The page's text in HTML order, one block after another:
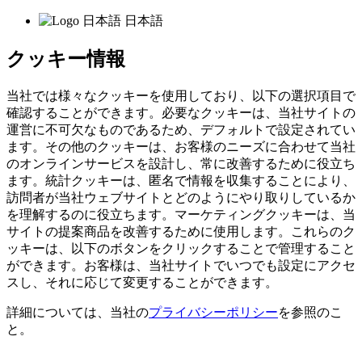
日本語
クッキー情報
当社では様々なクッキーを使用しており、以下の選択項目で
確認することができます。必要なクッキーは、当社サイトの
運営に不可欠なものであるため、デフォルトで設定されてい
ます。その他のクッキーは、お客様のニーズに合わせて当社
のオンラインサービスを設計し、常に改善するために役立ち
ます。統計クッキーは、匿名で情報を収集することにより、
訪問者が当社ウェブサイトとどのようにやり取りしているか
を理解するのに役立ちます。マーケティングクッキーは、当
サイトの提案商品を改善するために使用します。これらのク
ッキーは、以下のボタンをクリックすることで管理すること
ができます。お客様は、当社サイトでいつでも設定にアクセ
スし、それに応じて変更することができます。
詳細については、当社のプライバシーポリシーを参照のこ
と。